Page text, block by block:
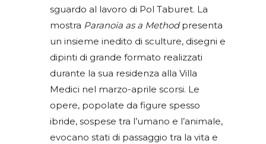
sguardo al lavoro di Pol Taburet. La
mostra Paranoia as a Methodpresenta
un insieme inedito di sculture, disegni e
dipinti di grande formato realizzati
durante la sua residenza alla Villa
Medici nel marzo-aprile scorsi. Le
opere, popolate da figure spesso
ibride, sospese tra l’umano e l’animale,
evocano stati di passaggio tra la vita e